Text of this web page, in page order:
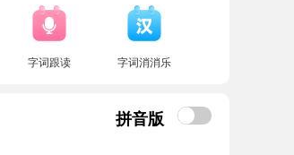
字词跟读 字词消消乐
拼音版